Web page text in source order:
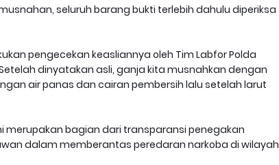
seluruh barang bukti terlebih dahulu diperiksa
pengecekan keasliannya oleh Tim Labfor Polda
dinyatakan asli, ganja kita musnahkan dengan
air panas dan cairan pembersih lalu setelah larut
merupakan bagian dari transparansi penegakan
dalam memberantas peredaran narkoba di wilayah